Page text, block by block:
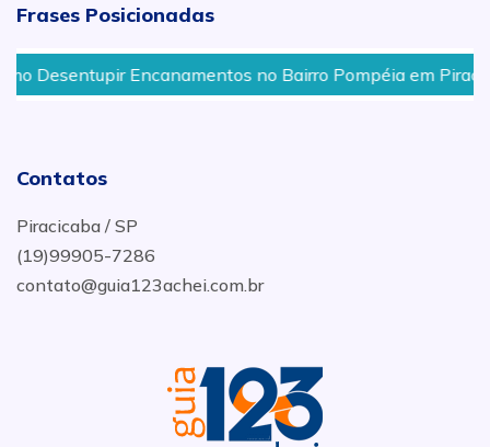
Frases Posicionadas
Encanamentos no Bairro Pompéia em Piracicaba
Contatos
Piracicaba / SP
(19)99905-7286
contato@guia123achei.com.br